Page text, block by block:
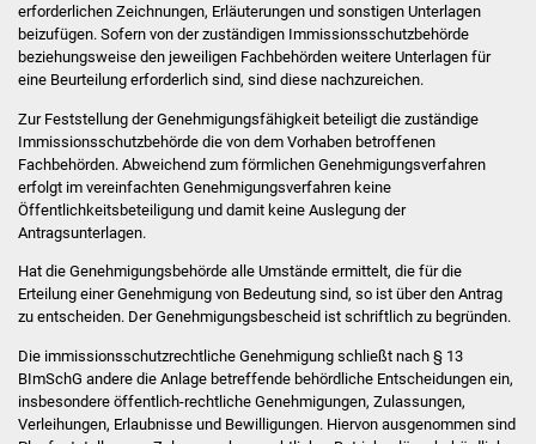
Ostermarkt
Einrichtungen
Hallenbad
Stadtbücherei
Zehntscheuer
Bürgerhaus
Kulturhalle
erforderlichen Zeichnungen, Erläuterungen und sonstigen Unterlagen
beizufügen. Sofern von der zuständigen Immissionsschutzbehörde
beziehungsweise den jeweiligen Fachbehörden weitere Unterlagen für
eine Beurteilung erforderlich sind, sind diese nachzureichen.
Zur Feststellung der Genehmigungsfähigkeit beteiligt die zuständige
Immissionsschutzbehörde dievon dem Vorhaben betroffenen
Fachbehörden. Abweichend zum förmlichen Genehmigungsverfahren
erfolgt im vereinfachten Genehmigungsverfahren keine
Öffentlichkeitsbeteiligung und damit keine Auslegung der
Antragsunterlagen.
Hat die Genehmigungsbehörde alle Umstände ermittelt, die für die
Erteilung einer Genehmigung von Bedeutung sind, so ist über den Antrag
zu entscheiden. Der Genehmigungsbescheid ist schriftlich zu begründen.
Die immissionsschutzrechtliche Genehmigung schließt nach § 13
BImSchG andere die Anlage betreffende behördliche Entscheidungen ein,
insbesondere öffentlich-rechtliche Genehmigungen, Zulassungen,
Verleihungen, Erlaubnisse und Bewilligungen. Hiervon ausgenommen sind